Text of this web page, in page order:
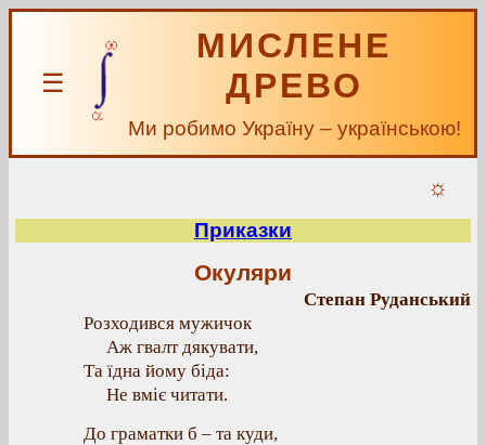
☰
МИСЛЕНЕ
ДРЕВО
Ми робимо Україну – українською!
☼
Приказки
Окуляри
Степан Руданський
Розходився мужичок
Аж гвалт дякувати,
Та їдна йому біда:
Не вміє читати.
До граматки б – та куди,